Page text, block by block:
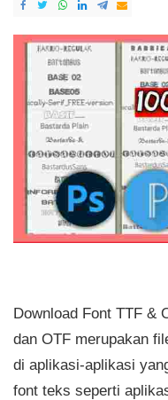
Download Font TTF &
dan OTF merupakan
di aplikasi-aplikasi
font teks seperti